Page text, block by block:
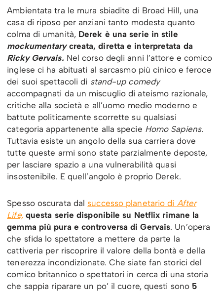
Ambientata tra le mura sbiadite di Broad Hill, una
casa di riposo per anziani tanto modesta quanto
colma di umanità, Derek è una serie in stile
mockumentarycreata, diretta e interpretata da
Ricky Gervais. Nel corso degli anni l’attore e comico
inglese ci ha abituati al sarcasmo più cinico e feroce
dei suoi spettacoli di stand-up comedy
accompagnati da un miscuglio di ateismo razionale,
critiche alla società e all’uomo medio moderno e
battute politicamente scorrette su qualsiasi
categoria appartenente alla specie Homo Sapiens.
Tuttavia esiste un angolo della sua carriera dove
tutte queste armi sono state parzialmente deposte,
per lasciare spazio a una vulnerabilità quasi
insostenibile. E quell’angolo è proprio Derek.
Spesso oscurata dal successo planetario di After
Life, questa serie disponibile su Netflix rimane la
gemma più pura e controversa di Gervais. Un’opera
che sfida lo spettatore a mettere da parte la
cattiveria per riscoprire il valore della bontà e della
tenerezza incondizionate. Che siate fan storici del
comico britannico o spettatori in cerca di una storia
che sappia riparare un po’ il cuore, questi sono 5